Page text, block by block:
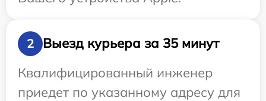
2
Выезд курьера за 35 минут
Квалифицированный инженер
приедет по указанному адресу для